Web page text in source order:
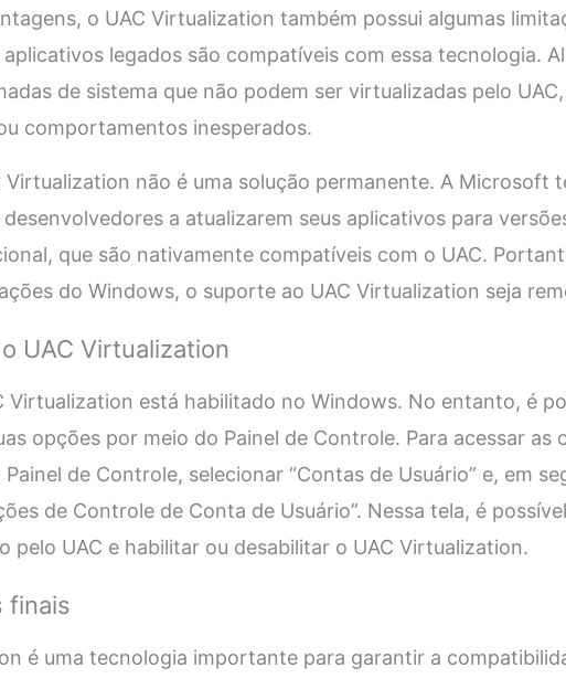
o UAC Virtualization também possui algumas
legados são compatíveis com essa tecnologia.
de sistema que não podem ser virtualizadas pelo
comportamentos inesperados.
Virtualization não é uma solução permanente. A Microsoft
a atualizarem seus aplicativos para
que são nativamente compatíveis com o UAC.
do Windows, o suporte ao UAC Virtualization seja
UAC Virtualization
Virtualization está habilitado no Windows. No entanto, é
opções por meio do Painel de Controle. Para acessar as
de Controle, selecionar “Contas de Usuário” e, em
de Controle de Conta de Usuário”. Nessa tela, é
pelo UAC e habilitar ou desabilitar o UAC Virtualization.
finais
é uma tecnologia importante para garantir a